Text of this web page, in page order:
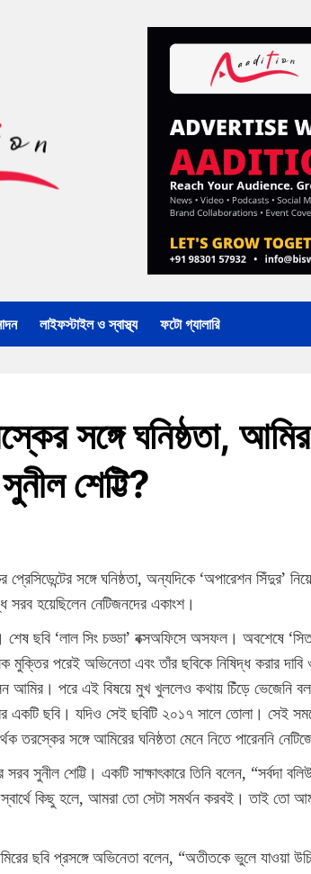
লাইফস্টাইল ও স্বাস্থ্য ফটো গ্যালারি
সঙ্গে ঘনিষ্ঠতা,
শেট্টি?
সঙ্গে ঘনিষ্ঠতা, অন্যদিকে ‘অপারেশন সিঁদুর’
সরব হয়েছিলেন নেটিজনদের একাংশ।
শেষ ছবি ‘লাল সিং চড্ডা’ বক্সঅফিসে অসফল। অবশেষে
পরেই অভিনেতা এবং তাঁর ছবিকে নিষিদ্ধ করার দাবি
আমির। পরে এই বিষয়ে মুখ খুললেও কথায় চিঁড়ে
একটি ছবি। যদিও সেই ছবিটি ২০১৭ সালে তোলা। সেই
তরস্কের সঙ্গে আমিরের ঘনিষ্ঠতা মেনে নিতে পারেননি
সুনীল শেট্টি। একটি সাক্ষাৎকারে তিনি বলেন, “সর্বদা
কিছু হলে, আমরা তো সেটা সমর্থন করবই। তাই তো
ছবি প্রসঙ্গে অভিনেতা বলেন, “অতীতকে ভুলে যাওয়া